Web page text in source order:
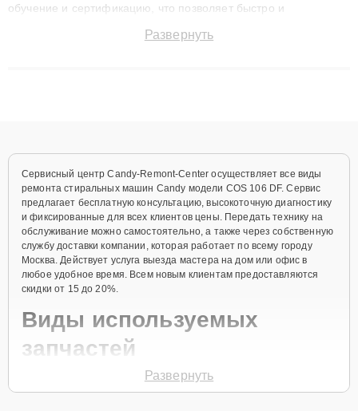
обучение и сертификацию, что позволяет быстро и
сохранением гарантии до 3 лет. Наши мастера решают
Развернуть
Сервисный центр Candy-Remont-Center осуществляет все виды
ремонта стиральных машин Candy модели COS 106 DF. Сервис
предлагает бесплатную консультацию, высокоточную диагностику
и фиксированные для всех клиентов цены. Передать технику на
обслуживание можно самостоятельно, а также через собственную
службу доставки компании, которая работает по всему городу
Москва. Действует услуга выезда мастера на дом или офис в
любое удобное время. Всем новым клиентам предоставляются
скидки от 15 до 20%.
Виды используемых
запчастей
Для ремонта стиральной машины модели COS 106 DF
Развернуть